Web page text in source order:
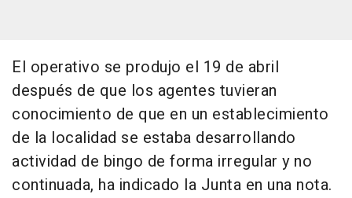
El operativo se produjo el 19 de abril
después de que los agentes tuvieran
conocimiento de que en un establecimiento
de la localidad se estaba desarrollando
actividad de bingo de forma irregular y no
continuada, ha indicado la Junta en una nota.